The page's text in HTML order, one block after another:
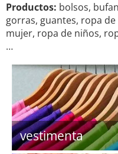
Productos: bolsos,
gorras, guantes, ropa
mujer, ropa de niños,
…
vestimenta